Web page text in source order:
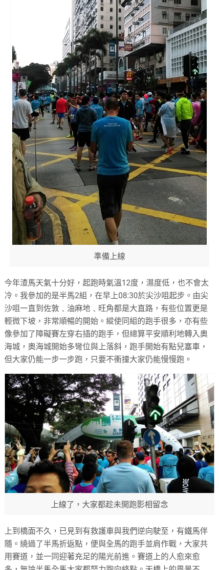
準備上線
今年渣馬天氣十分好，起跑時氣溫12度，濕度低，也不會太
冷。我參加的是半馬2組，在早上08:30於尖沙咀起步。由尖
沙咀一直到佐敦﹑油麻地﹑旺角都是大直路，有些位置更是
輕微下坡，非常順暢的開始。縱使同組的跑手很多，亦有些
像參加了障礙賽左穿右插的跑手，但總算平安順利地轉入奧
海城，奧海城開始多彎位與上落斜，跑手開始有點兒塞車，
但大家仍能一步一步跑，只要不衝撞大家仍能慢慢跑。
上線了，大家都趁未開跑影相留念
上到橋面不久，已見到有救護車與我們逆向駛至，有鐵馬伴
隨。繞過了半馬折返點，便與全馬的跑手並肩作戰，大家共
用賽道，並一同迎著充足的陽光前進。賽道上的人愈來愈